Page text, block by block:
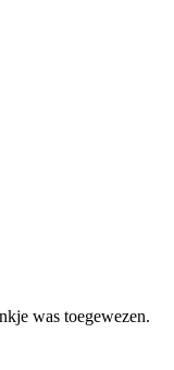
was toegewezen.